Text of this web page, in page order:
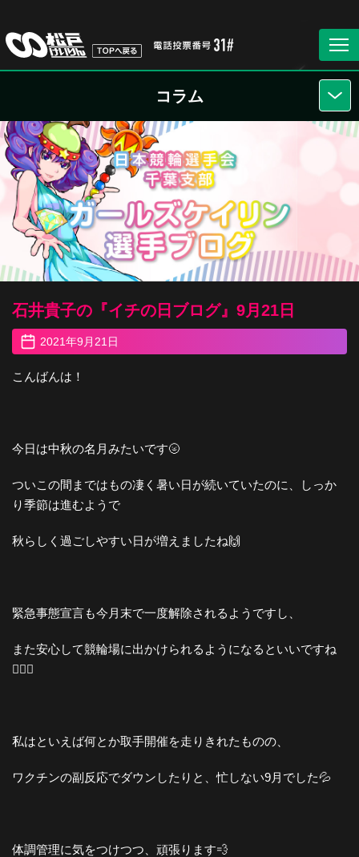
コラム
石井貴子の『イチの日ブログ』9月21日
2021年9月21日
こんばんは！
今日は中秋の名月みたいです🌝
ついこの間まではもの凄く暑い日が続いていたのに、しっか
り季節は進むようで
秋らしく過ごしやすい日が増えましたね🙌
緊急事態宣言も今月末で一度解除されるようですし、
また安心して競輪場に出かけられるようになるといいですね
🙆🏻‍♀️
私はといえば何とか取手開催を走りきれたものの、
ワクチンの副反応でダウンしたりと、忙しない9月でした💦
体調管理に気をつけつつ、頑張ります💨